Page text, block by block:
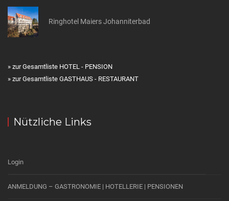
Ringhotel Maiers Johanniterbad
» zur Gesamtliste HOTEL - PENSION
» zur Gesamtliste GASTHAUS - RESTAURANT
Nützliche Links
Login
ANMELDUNG – GASTRONOMIE | HOTELLERIE | PENSIONEN